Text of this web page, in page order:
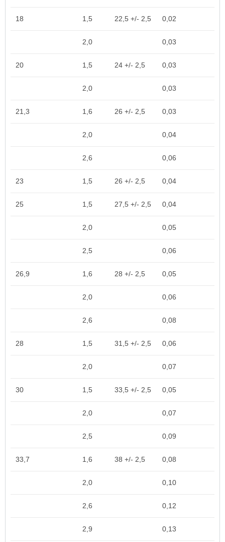
18 1,5 22,5 +/- 2,5 0,02
2,0 0,03
20 1,5 24 +/- 2,5 0,03
2,0 0,03
21,3 1,6 26 +/- 2,5 0,03
2,0 0,04
2,6 0,06
23 1,5 26 +/- 2,5 0,04
25 1,5 27,5 +/- 2,5 0,04
2,0 0,05
2,5 0,06
26,9 1,6 28 +/- 2,5 0,05
2,0 0,06
2,6 0,08
28 1,5 31,5 +/- 2,5 0,06
2,0 0,07
30 1,5 33,5 +/- 2,5 0,05
2,0 0,07
2,5 0,09
33,7 1,6 38 +/- 2,5 0,08
2,0 0,10
2,6 0,12
2,9 0,13